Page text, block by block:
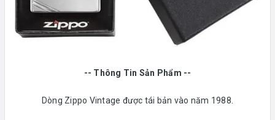
-- Thông Tin Sản Phẩm --
Dòng Zippo Vintage được tái bản vào năm 1988.